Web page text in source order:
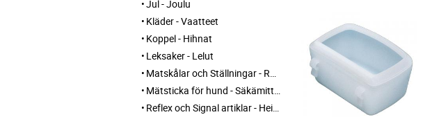
Jul - Joulu
Kläder - Vaatteet
Koppel - Hihnat
Leksaker - Lelut
Matskålar och Ställningar - Ruokakupit ja telineet
Mätsticka för hund - Säkämittaus
Reflex och Signal artiklar - Heijastin ja huomio tuotteet